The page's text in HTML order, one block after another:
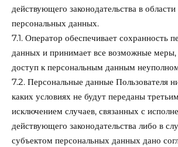
действующего законодательства в
персональных данных.
7.1. Оператор обеспечивает сохранность
данных и принимает все возможные
доступ к персональным данным
7.2. Персональные данные Пользователя
каких условиях не будут переданы
исключением случаев, связанных с
действующего законодательства либо в
субъектом персональных данных дано